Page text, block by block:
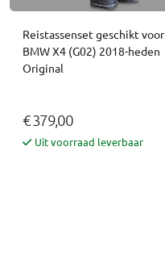
Reistassenset geschikt voor
BMW X4 (G02) 2018-heden
Original
€ 379,00
Uit voorraad leverbaar